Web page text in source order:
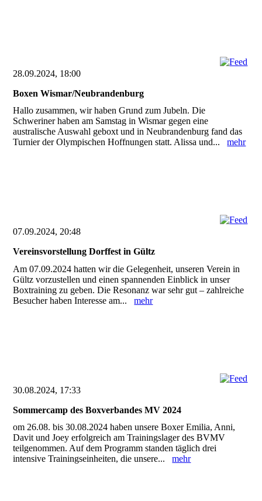
28.09.2024, 18:00
Boxen Wismar/Neubrandenburg
Hallo zusammen, wir haben Grund zum Jubeln. Die
Schweriner haben am Samstag in Wismar gegen eine
australische Auswahl geboxt und in Neubrandenburg fand das
Turnier der Olympischen Hoffnungen statt. Alissa und...mehr
07.09.2024, 20:48
Vereinsvorstellung Dorffest in Gültz
Am 07.09.2024 hatten wir die Gelegenheit, unseren Verein in
Gültz vorzustellen und einen spannenden Einblick in unser
Boxtraining zu geben. Die Resonanz war sehr gut – zahlreiche
Besucher haben Interesse am...mehr
30.08.2024, 17:33
Sommercamp des Boxverbandes MV 2024
om 26.08. bis 30.08.2024 haben unsere Boxer Emilia, Anni,
Davit und Joey erfolgreich am Trainingslager des BVMV
teilgenommen. Auf dem Programm standen täglich drei
intensive Trainingseinheiten, die unsere...mehr